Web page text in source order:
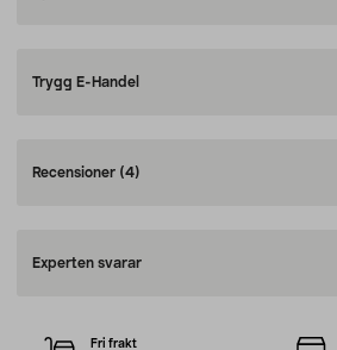
Trygg E-Handel
Recensioner (4)
Experten svarar
Fri frakt